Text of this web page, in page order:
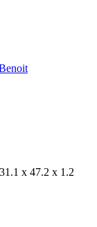
x 47.2 x 1.2